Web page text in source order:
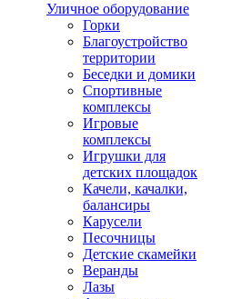
Уличное оборудование
Горки
Благоустройство
территории
Беседки и домики
Спортивные
комплексы
Игровые
комплексы
Игрушки для
детских площадок
Качели, качалки,
балансиры
Карусели
Песочницы
Детские скамейки
Веранды
Лазы